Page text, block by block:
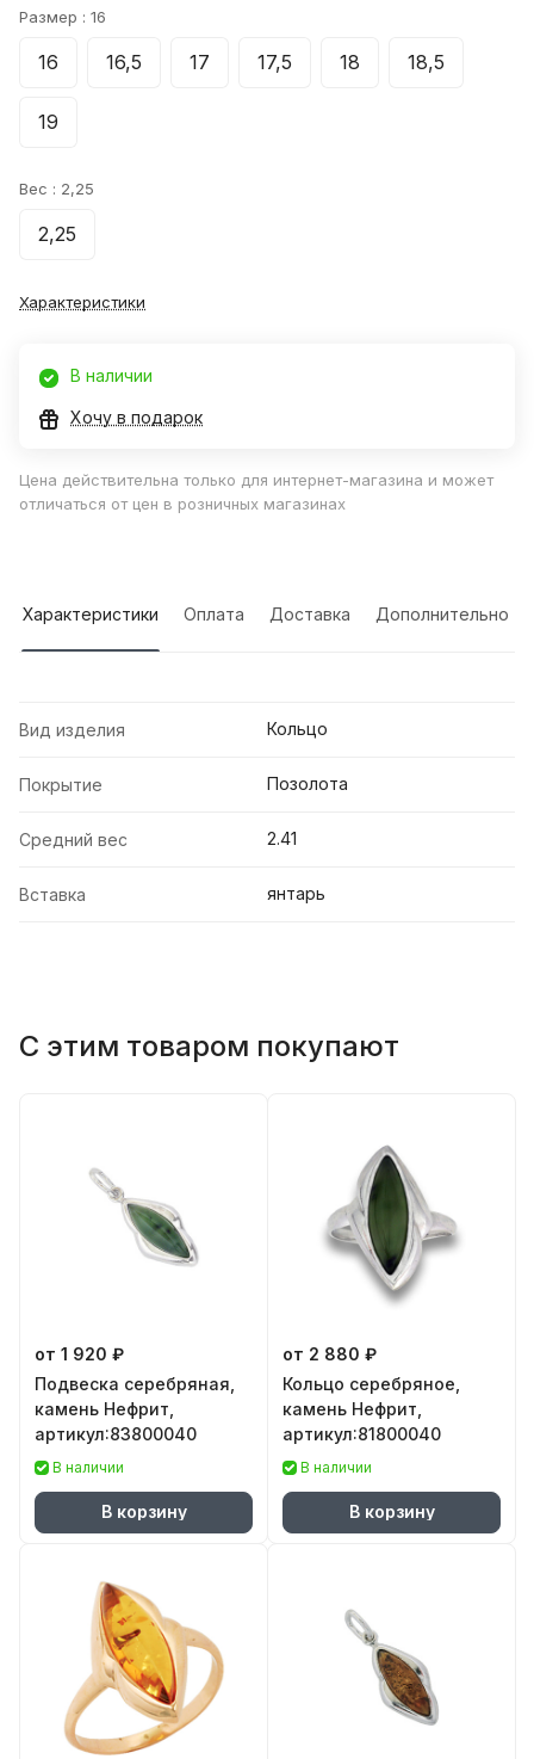
Размер : 16
16 16,5 17 17,5 18 18,5
19
Вес : 2,25
2,25
Характеристики
В наличии
Хочу в подарок
Цена действительна только для интернет-магазина и может
отличаться от цен в розничных магазинах
Характеристики Оплата Доставка Дополнительно
Вид изделия Кольцо
Покрытие Позолота
Средний вес 2.41
Вставка янтарь
С этим товаром покупают
от 1 920 ₽
Подвеска серебряная,
камень Нефрит,
артикул:83800040
В наличии
В корзину
от 2 880 ₽
Кольцо серебряное,
камень Нефрит,
артикул:81800040
В наличии
В корзину